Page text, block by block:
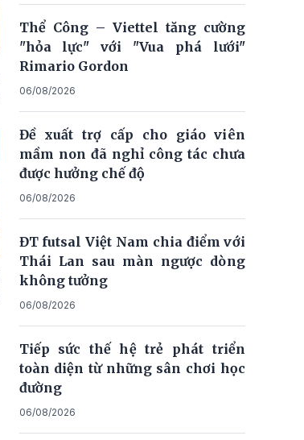
Thể Công – Viettel tăng cường
"hỏa lực" với "Vua phá lưới"
Rimario Gordon
06/08/2026
Đề xuất trợ cấp cho giáo viên
mầm non đã nghỉ công tác chưa
được hưởng chế độ
06/08/2026
ĐT futsal Việt Nam chia điểm với
Thái Lan sau màn ngược dòng
không tưởng
06/08/2026
Tiếp sức thế hệ trẻ phát triển
toàn diện từ những sân chơi học
đường
06/08/2026